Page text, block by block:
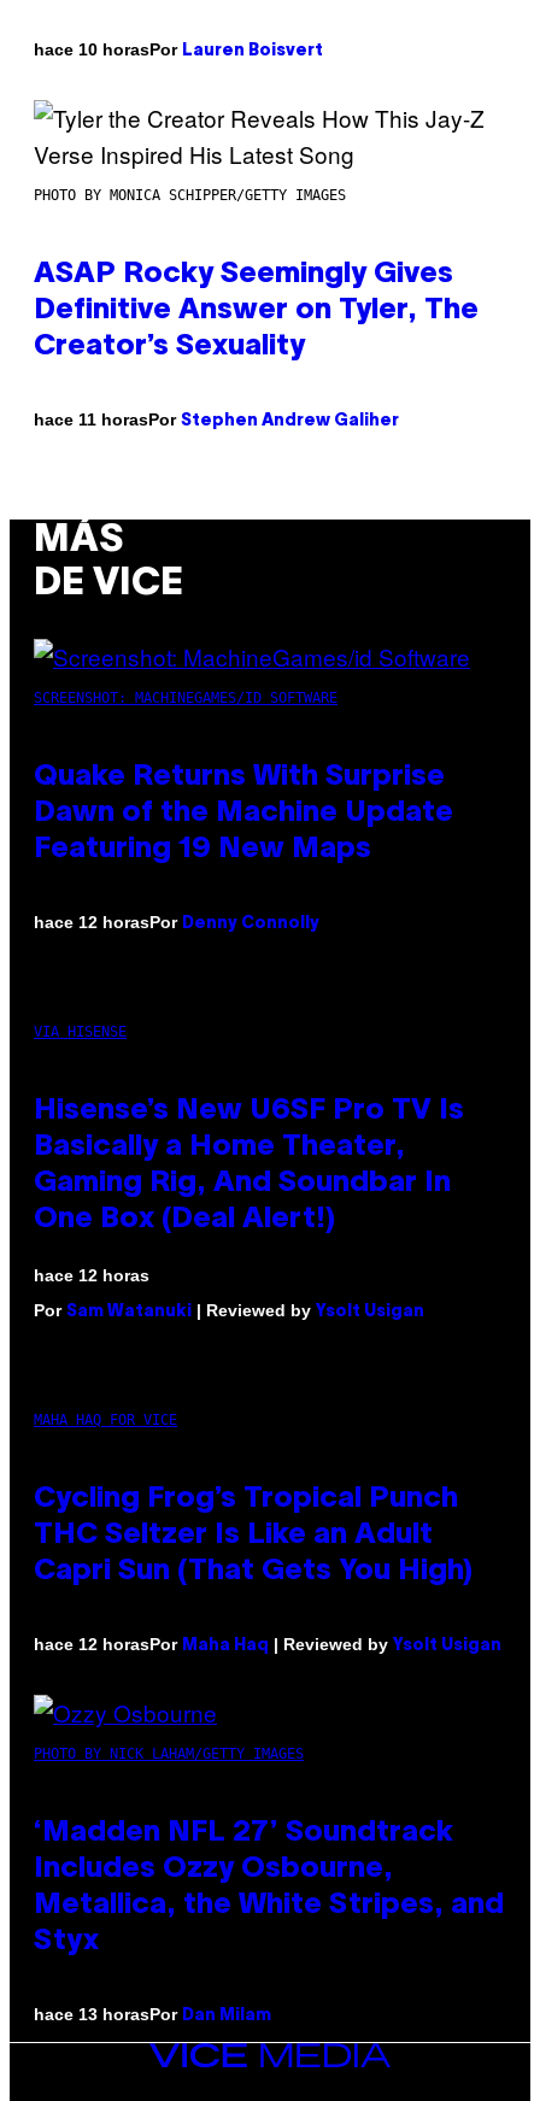
hace 10 horasPor Lauren Boisvert
PHOTO BY MONICA SCHIPPER/GETTY IMAGES
ASAP Rocky Seemingly Gives
Definitive Answer on Tyler, The
Creator’s Sexuality
hace 11 horasPor Stephen Andrew Galiher
MÁS
DE VICE
SCREENSHOT: MACHINEGAMES/ID SOFTWARE
Quake Returns With Surprise
Dawn of the Machine Update
Featuring 19 New Maps
hace 12 horasPor Denny Connolly
VIA HISENSE
Hisense’s New U6SF Pro TV Is
Basically a Home Theater,
Gaming Rig, And Soundbar In
One Box (Deal Alert!)
hace 12 horas
Por Sam Watanuki | Reviewed by Ysolt Usigan
MAHA HAQ FOR VICE
Cycling Frog’s Tropical Punch
THC Seltzer Is Like an Adult
Capri Sun (That Gets You High)
hace 12 horasPor Maha Haq | Reviewed by Ysolt Usigan
PHOTO BY NICK LAHAM/GETTY IMAGES
‘Madden NFL 27’ Soundtrack
Includes Ozzy Osbourne,
Metallica, the White Stripes, and
Styx
hace 13 horasPor Dan Milam
VICE
MEDIA